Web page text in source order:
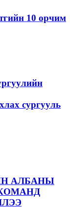
10 орчим
сургууль
АЛБАНЫ